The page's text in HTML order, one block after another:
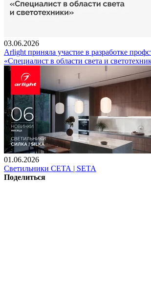
03.06.2026
Arlight приняла участие в разработке
«Специалист в области света и
01.06.2026
Светильники СЕТА | SETA
Поделиться